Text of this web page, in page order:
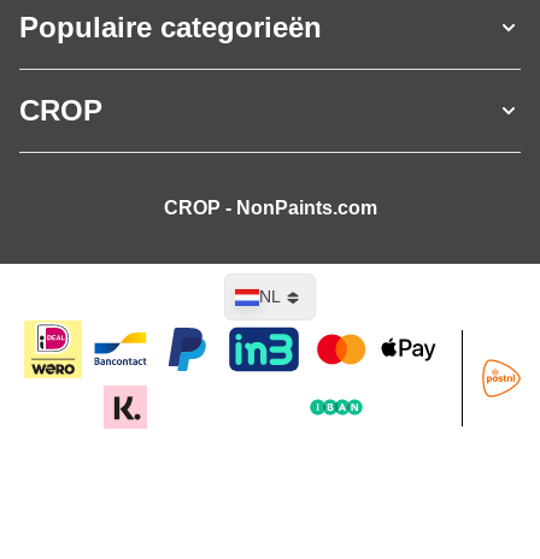
Populaire categorieën
CROP
CROP - NonPaints.com
NL